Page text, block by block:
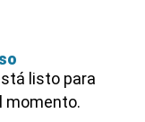
listo para
momento.